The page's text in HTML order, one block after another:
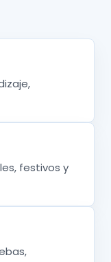
festivos y